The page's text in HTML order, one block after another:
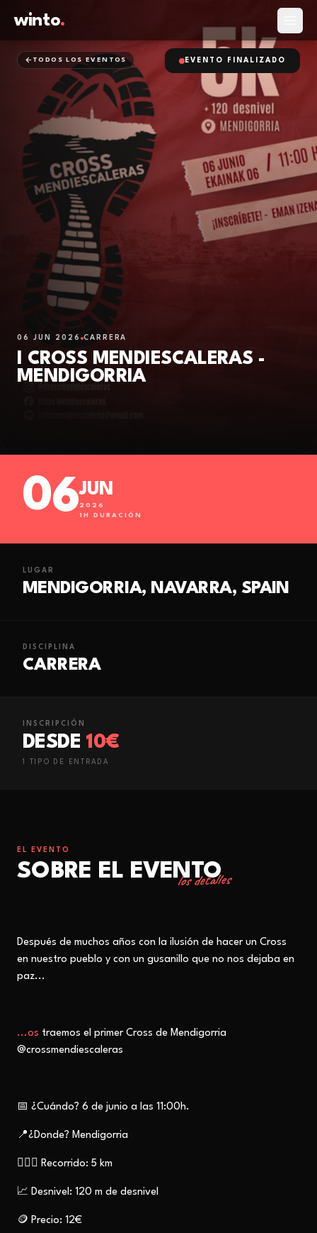
winto.
TODOS LOS EVENTOS
06 JUN 2026 CARRERA
I CROSS MENDIESCALERAS -
MENDIGORRIA
EVENTO FINALIZADO
06JUN
2026
1H DURACIÓN
LUGAR
MENDIGORRIA, NAVARRA, SPAIN
DISCIPLINA
CARRERA
INSCRIPCIÓN
DESDE 10€
1 TIPO DE ENTRADA
EL EVENTO
SOBRE EL EVENTO
los detalles
Después de muchos años con la ilusión de hacer un Cross
en nuestro pueblo y con un gusanillo que no nos dejaba en
paz...
...os traemos el primer Cross de Mendigorria
@crossmendiescaleras
📅 ¿Cuándo? 6 de junio a las 11:00h.
📍¿Donde? Mendigorria
🏃🏽‍♂️ Recorrido: 5 km
📈 Desnivel: 120 m de desnivel
🪙 Precio: 12€